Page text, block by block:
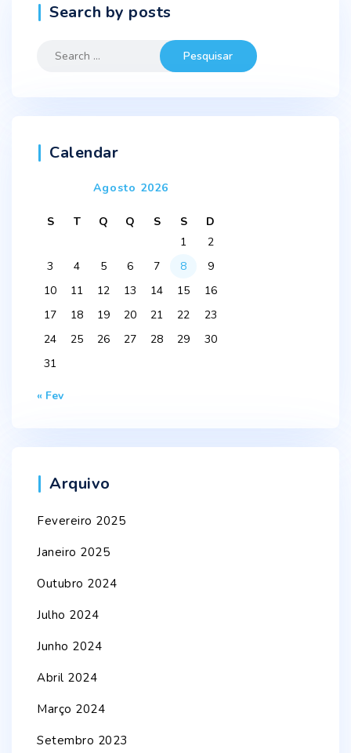
Search by posts
Search
Calendar
Agosto 2026
S T Q Q S S
D
1
2
3
4 5 6 7 8
9
10
11 12 13 14 15
16
17
18 19 20 21 22
23
24
25 26 27 28 29
30
31
« Fev
Arquivo
Fevereiro 2025
Janeiro 2025
Outubro 2024
Julho 2024
Junho 2024
Abril 2024
Março 2024
Setembro 2023